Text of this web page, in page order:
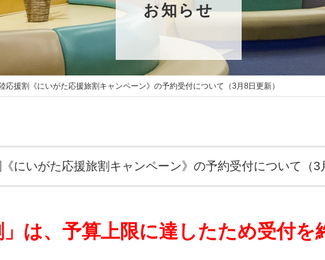
お知らせ
応援割《にいがた応援旅割キャンペーン》の予約受付について（3月8日更新）
にいがた応援旅割キャンペーン》の予約受付について（3
」は、予算上限に達したため受付